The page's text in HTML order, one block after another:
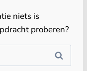
niets is
proberen?